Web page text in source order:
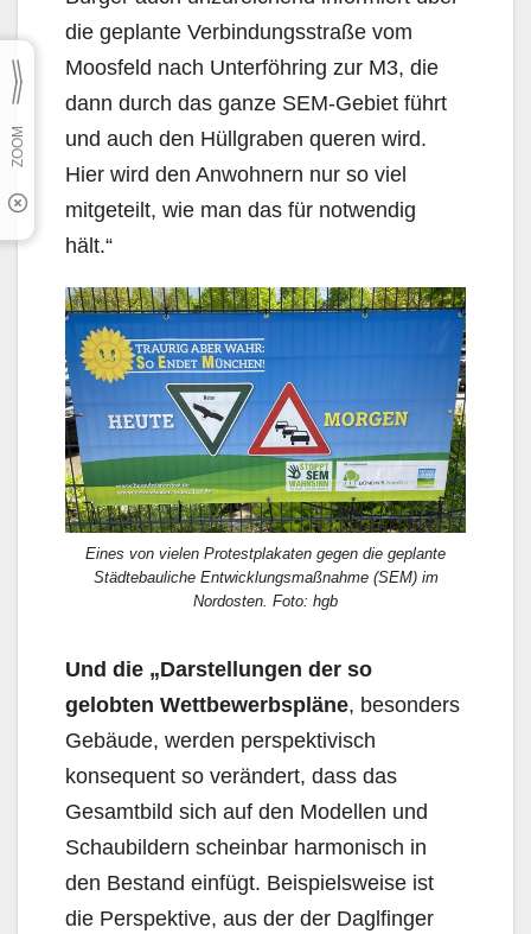
die geplante Verbin­dungsstraße vom
Moosfeld nach Unterföhring zur M3, die
dann durch das ganze SEM-Gebiet führt
und auch den Hüllgraben queren wird.
Hier wird den Anwohnern nur so viel
mitgeteilt, wie man das für notwendig
hält.“
Eines von vielen Protestplakaten gegen die geplante
Städtebauliche Entwicklungsmaßnahme (SEM) im
Nordosten. Foto: hgb
Und die „Darstellungen der so
gelobten Wettbewerbspläne, besonders
Gebäude, werden per­spektivisch
konsequent so verändert, dass das
Gesamtbild sich auf den Modellen und
Schaubildern scheinbar harmonisch in
den Bestand einfügt. Beispielsweise ist
die Perspektive, aus der der Dagl­finger